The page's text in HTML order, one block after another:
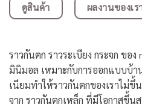
ดูสินค้า ผลงานของเร
ราวกันตก ราวระเบียง กระจก ขอ
มินิมอล เหมาะกับการออกแบบบ้า
เนียมทำให้ราวกันตกของเราไม่
จาก ราวกันตกเหล็ก ที่มีโอกาสขึ้น